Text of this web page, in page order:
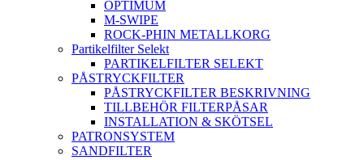
OPTIMUM
M-SWIPE
ROCK-PHIN METALLKORG
Partikelfilter Selekt
PARTIKELFILTER SELEKT
PÅSTRYCKFILTER
PÅSTRYCKFILTER BESKRIVNING
TILLBEHÖR FILTERPÅSAR
INSTALLATION & SKÖTSEL
PATRONSYSTEM
SANDFILTER